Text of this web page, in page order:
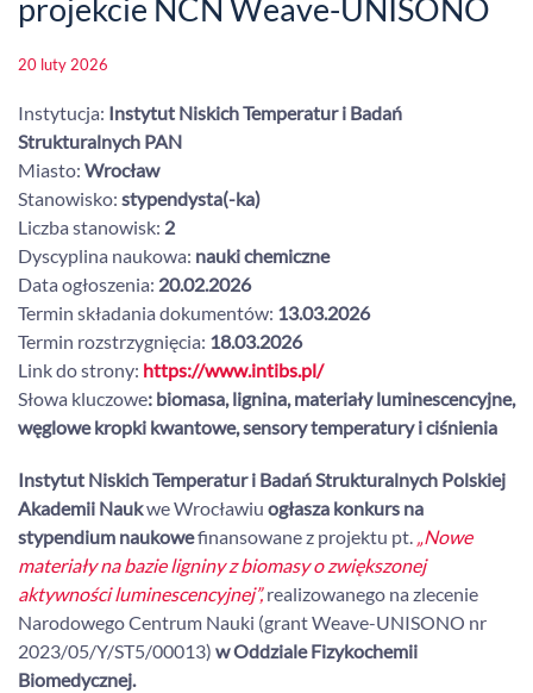
projekcie NCN Weave-UNISONO
20 luty 2026
Instytucja: Instytut Niskich Temperatur i Badań
Strukturalnych PAN
Miasto: Wrocław
Stanowisko: stypendysta(-ka)
Liczba stanowisk: 2
Dyscyplina naukowa: nauki chemiczne
Data ogłoszenia: 20.02.2026
Termin składania dokumentów: 13.03.2026
Termin rozstrzygnięcia: 18.03.2026
Link do strony: https://www.intibs.pl/
Słowa kluczowe: biomasa, lignina, materiały luminescencyjne,
węglowe kropki kwantowe, sensory temperatury i ciśnienia
Instytut Niskich Temperatur i Badań Strukturalnych Polskiej
Akademii Naukwe Wrocławiu ogłasza konkurs na
stypendium naukowefinansowane z projektu pt. „Nowe
materiały na bazie ligniny z biomasy o zwiększonej
aktywności luminescencyjnej”,realizowanego na zlecenie
Narodowego Centrum Nauki (grant Weave-UNISONO nr
2023/05/Y/ST5/00013) w Oddziale Fizykochemii
Biomedycznej.